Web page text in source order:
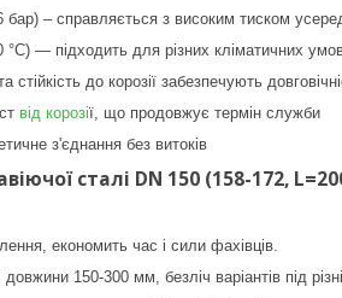
– справляється з високим тиском
— підходить для різних кліматичних
до корозії забезпечують
від корозії, що продовжує термін служби
з'єднання без витоків
сталі DN 150 (158-172,
економить час і сили фахівців.
150-300 мм, безліч варіантів під